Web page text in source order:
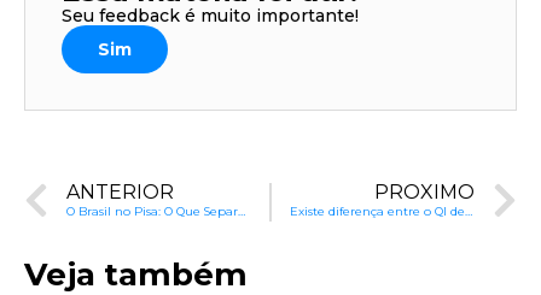
Seu feedback é muito importante!
Sim
ANTERIOR PRÓXIMO
Veja também